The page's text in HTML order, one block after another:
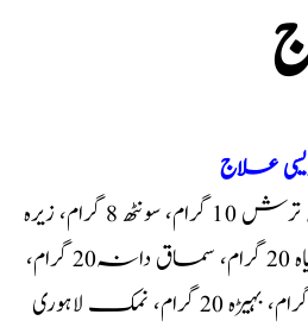
علاج
: انار دانہ ترش 10 گرام، سونٹھ 8 گرام، زیرہ
سفید 8 گرام، زیرہ سیاہ 20 گرام، سماق دانہ20 گرام،
پوست ہلیلہ زرد 20 گرام، بہیڑہ 20 گرام، نمک لاہوری